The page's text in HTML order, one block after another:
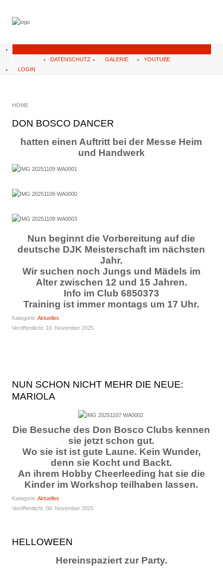
DATENSCHUTZ
GALERIE
YOUTUBE
LOGIN
HOME
DON BOSCO DANCER
hatten einen Auftritt bei der Messe Heim
und Handwerk
Nun beginnt die Vorbereitung auf die
deutsche DJK Meisterschaft im nächsten
Jahr.
Wir suchen noch Jungs und Mädels im
Alter zwischen 12 und 15 Jahren.
Info im Club 6850373
Training ist immer montags um 17 Uhr.
Kategorie: Aktuelles
Veröffentlicht: 10. November 2025
NUN SCHON NICHT MEHR DIE NEUE:
MARIOLA
Die Besuche des Don Bosco Clubs kennen
sie jetzt schon gut.
Wo sie ist ist gute Laune. Kein Wunder,
denn sie Kocht und Backt.
An ihrem Hobby Cheerleeding hat sie die
Kinder im Workshop teilhaben lassen.
Kategorie: Aktuelles
Veröffentlicht: 08. November 2025
HELLOWEEN
Hereinspaziert zur Party.